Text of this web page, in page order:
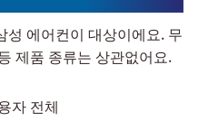
성 에어컨이 대상이에요. 무
제품 종류는 상관없어요.
자 전체